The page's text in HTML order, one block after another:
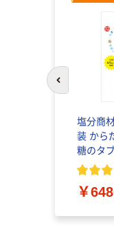
塩分商
装 から
糖のタ
￥
前のスライド